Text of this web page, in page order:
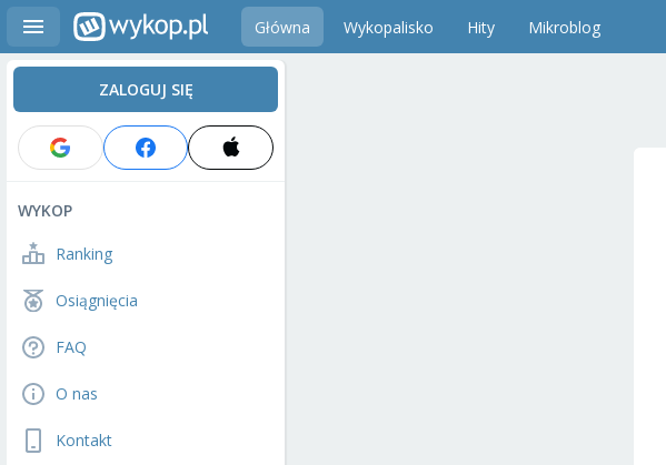
Główna Wykopalisko Hity Mikroblog
ZALOGUJ SIĘ
WYKOP
Ranking
Osiągnięcia
FAQ
O nas
Kontakt